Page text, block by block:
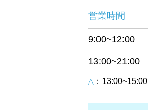
営業時間
9:00~12:00
13:00~21:00
△ ：13:00~15:00